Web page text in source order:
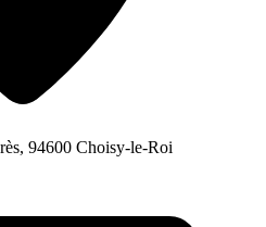
94600 Choisy-le-Roi